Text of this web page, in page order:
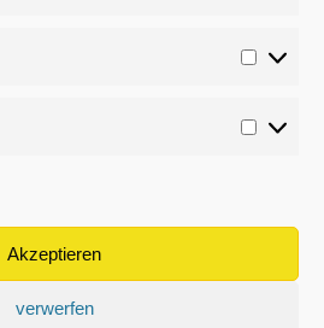
Akzeptieren
verwerfen
AUF DEM WEG ZU
BÖB KONGRESS 2024 10
FOKUS 16
„ZDF GOES SCHULE“ 18
2024 Erfolgreiche